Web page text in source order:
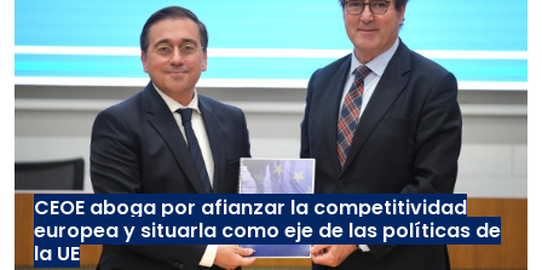
CEOE aboga por afianzar la competitividad
europea y situarla como eje de las políticas de
la UE